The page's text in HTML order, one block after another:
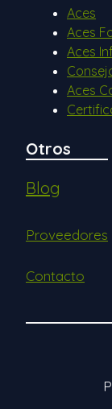
Aces
Aces
Aces
Aces
Otros
Blog
Proveedores
Contacto